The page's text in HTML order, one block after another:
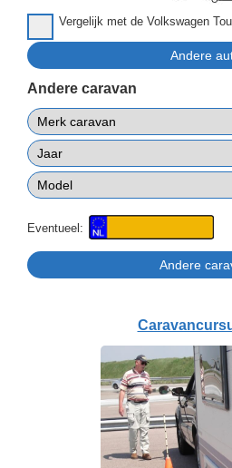
Vergelijk met de Volkswagen
Andere caravan
Eventueel: